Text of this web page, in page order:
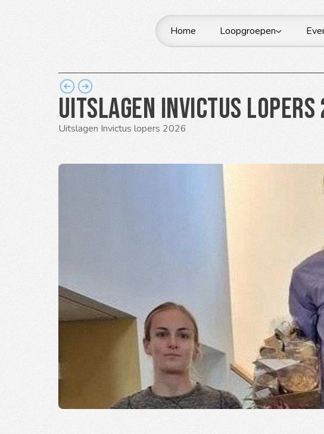
Uitslagen Invictus lopers
Uitslagen Invictus lopers 2026
Home Loopgroepen